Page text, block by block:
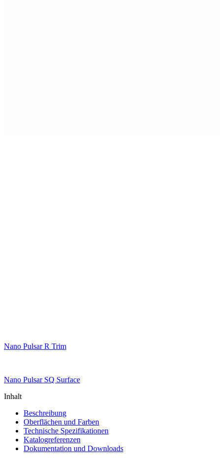
Nano Pulsar R Trim
Nano Pulsar SQ Surface
Inhalt
Beschreibung
Oberflächen und Farben
Technische Spezifikationen
Katalogreferenzen
Dokumentation und Downloads